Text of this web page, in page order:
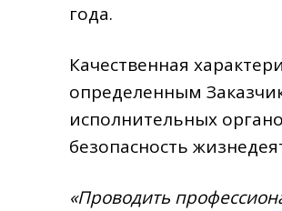
года.
Качественная
определенным
исполнительных
безопасность
«Проводить